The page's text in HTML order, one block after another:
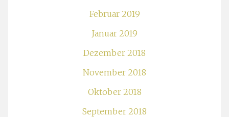
Februar 2019
Januar 2019
Dezember 2018
November 2018
Oktober 2018
September 2018